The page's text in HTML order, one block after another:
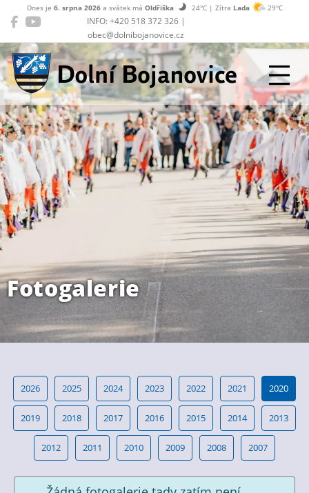
INFO: +420 518 372 326 |
obec@dolnibojanovice.cz
Dnes je 6. srpna 2026a svátek má Oldřiška 24°C | Zítra Lada 29°C
Dolní Bojanovice
Fotogalerie
2026 2025 2024 2023 2022 2021 2020
2019 2018 2017 2016 2015 2014 2013
2012 2011 2010 2009 2008 2007